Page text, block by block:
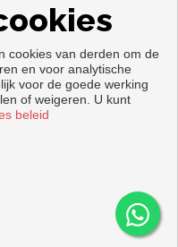
voorbehouden.
cookies van derden om de
en voor analytische
voor de goede werking
of weigeren. U kunt
beleid